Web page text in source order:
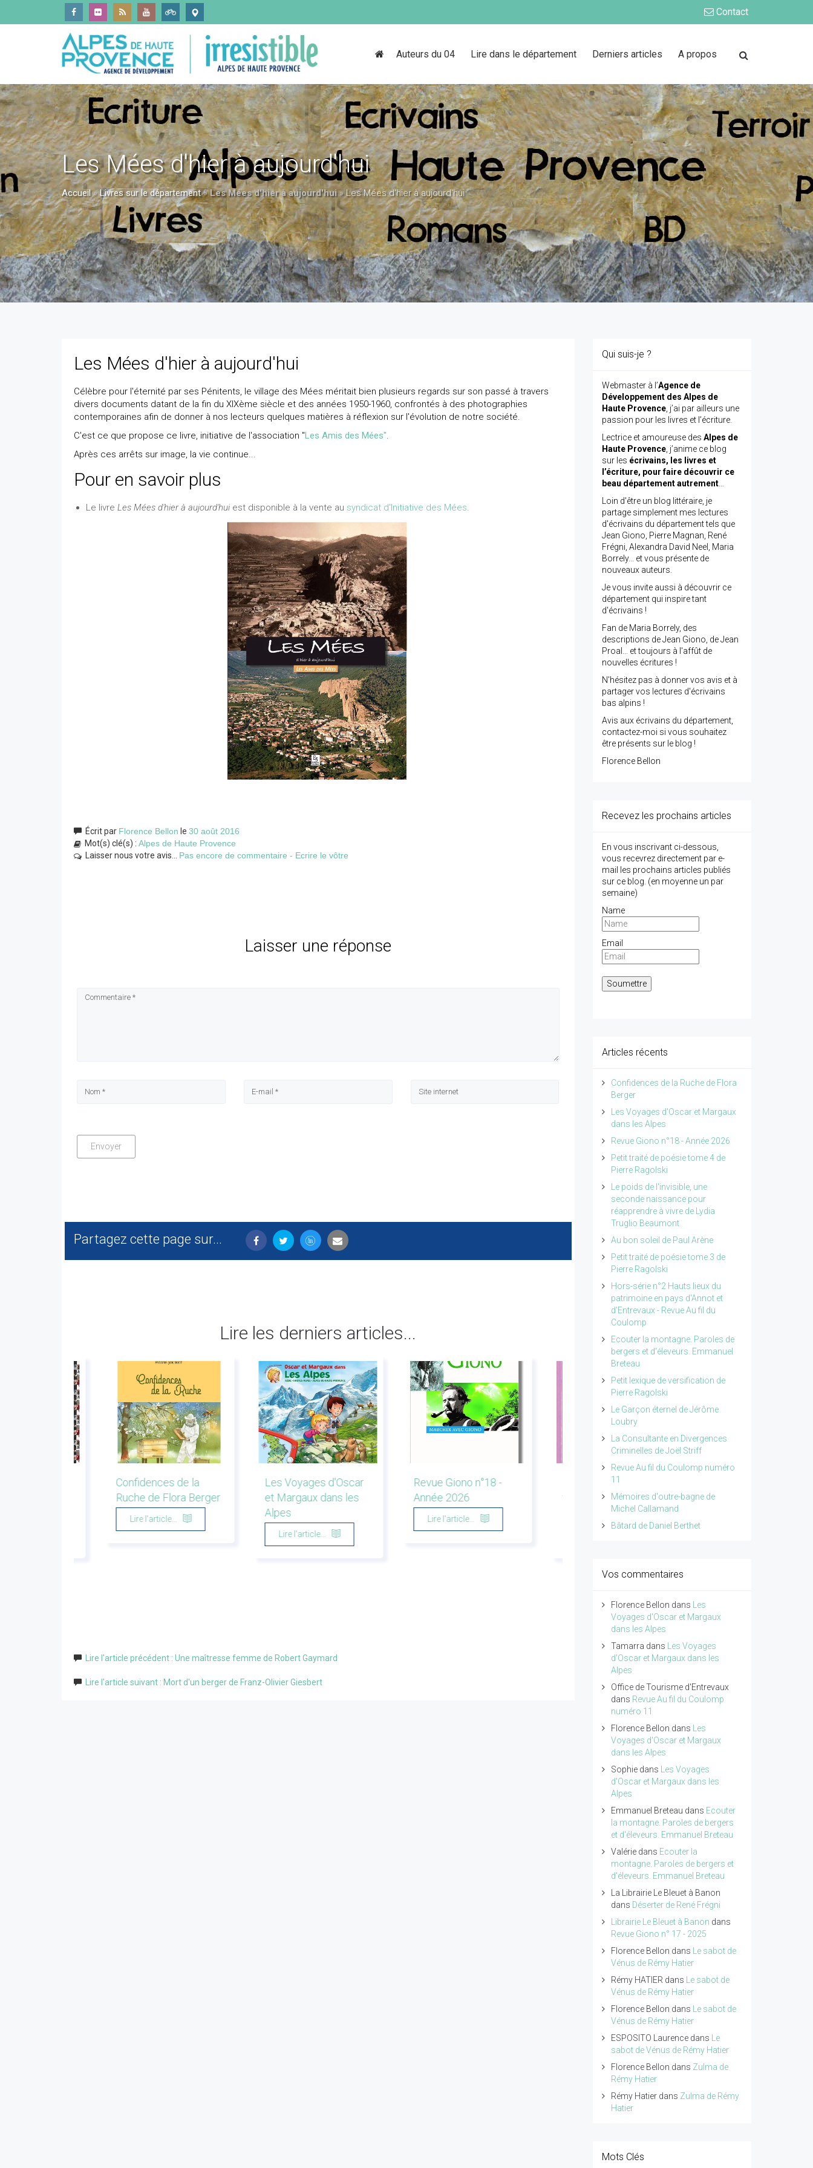
Contact
Auteurs du 04 Lire dans le département Derniers articles A propos
Les Mées d'hier à aujourd'hui
Accueil»Livres sur le département»Les Mées d'hier à aujourd'hui»Les Mées d'hier à aujourd'hui
Les Mées d'hier à aujourd'hui
Célèbre pour l'éternité par ses Pénitents, le village des Mées méritait bien plusieurs regards sur son passé à travers
divers documents datant de la fin du XIXème siècle et des années 1950-1960, confrontés à des photographies
contemporaines afin de donner à nos lecteurs quelques matières à réflexion sur l'évolution de notre société.
C'est ce que propose ce livre, initiative de l'association "Les Amis des Mées".
Après ces arrêts sur image, la vie continue...
Pour en savoir plus
Le livre Les Mées d'hier à aujourd'hui est disponible à la vente au syndicat d'Initiative des Mées.
Écrit par Florence Bellon le 30 août 2016
Mot(s) clé(s) : Alpes de Haute Provence
Laisser nous votre avis... Pas encore de commentaire - Ecrire le vôtre
Laisser une réponse
Partagez cette page sur...
Lire les derniers articles...
Confidences de la
Ruche de Flora Berger
Lire l'article...
Les Voyages d'Oscar
et Margaux dans les
Alpes
Lire l'article...
Revue Giono n°18 -
Année 2026
Lire l'article...
Petit traité de poésie
tome 4 de Pierre
une seconde
Lire l'article précédent : Une maîtresse femme de Robert Gaymard
Lire l'article suivant : Mort d'un berger de Franz-Olivier Giesbert
Qui suis-je ?
Webmaster à l’Agence de
Développement des Alpes de
Haute Provence, j’ai par ailleurs une
passion pour les livres et l’écriture.
Lectrice et amoureuse des Alpes de
Haute Provence, j’anime ce blog
sur les écrivains, les livres et
l’écriture, pour faire découvrir ce
beau département autrement…
Loin d'être un blog littéraire, je
partage simplement mes lectures
d'écrivains du département tels que
Jean Giono, Pierre Magnan, René
Frégni, Alexandra David Neel, Maria
Borrely... et vous présente de
nouveaux auteurs.
Je vous invite aussi à découvrir ce
département qui inspire tant
d'écrivains !
Fan de Maria Borrely, des
descriptions de Jean Giono, de Jean
Proal... et toujours à l'affût de
nouvelles écritures !
N'hésitez pas à donner vos avis et à
partager vos lectures d'écrivains
bas alpins !
Avis aux écrivains du département,
contactez-moi si vous souhaitez
être présents sur le blog !
Florence Bellon
Recevez les prochains articles
En vous inscrivant ci-dessous,
vous recevrez directement par e-
mail les prochains articles publiés
sur ce blog. (en moyenne un par
semaine)
Name
Email
Articles récents
Confidences de la Ruche de Flora
Berger
Les Voyages d'Oscar et Margaux
dans les Alpes
Revue Giono n°18 - Année 2026
Petit traité de poésie tome 4 de
Pierre Ragolski
Le poids de l'invisible, une
seconde naissance pour
réapprendre à vivre de Lydia
Truglio Beaumont
Au bon soleil de Paul Arène
Petit traité de poésie tome 3 de
Pierre Ragolski
Hors-série n°2 Hauts lieux du
patrimoine en pays d'Annot et
d'Entrevaux - Revue Au fil du
Coulomp
Ecouter la montagne. Paroles de
bergers et d'éleveurs. Emmanuel
Breteau
Petit lexique de versification de
Pierre Ragolski
Le Garçon éternel de Jérôme
Loubry
La Consultante en Divergences
Criminelles de Joël Striff
Revue Au fil du Coulomp numéro
11
Mémoires d'outre-bagne de
Michel Callamand
Bâtard de Daniel Berthet
Vos commentaires
Florence Bellon dans
Les
Voyages d'Oscar et Margaux
dans les Alpes
Tamarra dans
Les Voyages
d'Oscar et Margaux dans les
Alpes
Office de Tourisme d'Entrevaux
dans Revue Au fil du Coulomp
numéro 11
Florence Bellon dans
Les
Voyages d'Oscar et Margaux
dans les Alpes
Sophiedans
Les Voyages
d'Oscar et Margaux dans les
Alpes
Emmanuel Breteau dans Ecouter
la montagne. Paroles de bergers
et d'éleveurs. Emmanuel Breteau
Valériedans Ecouter la
montagne. Paroles de bergers et
d'éleveurs. Emmanuel Breteau
La Librairie Le Bleuet à Banon
dans Déserter de René Frégni
Librairie Le Bleuet à Banon dans
Revue Giono n° 17 - 2025
Florence Bellon dans
Le sabot de
Vénus de Rémy Hatier
Rémy HATIER dans
Le sabot de
Vénus de Rémy Hatier
Florence Bellon dans
Le sabot de
Vénus de Rémy Hatier
ESPOSITO Laurencedans
Le
sabot de Vénus de Rémy Hatier
Florence Bellon dans Zulma de
Rémy Hatier
Rémy Hatierdans Zulma de Rémy
Hatier
Mots Clés